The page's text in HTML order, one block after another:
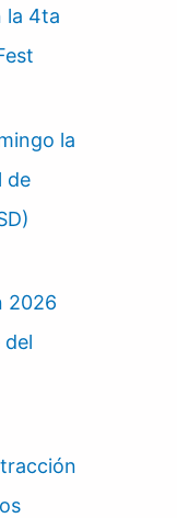
la 4ta
la
de
2026